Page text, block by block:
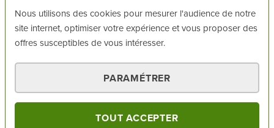
Nous utilisons des cookies pour mesurer l'audience de notre
site internet, optimiser votre expérience et vous proposer des
offres susceptibles de vous intéresser.
PARAMÉTRER
TOUT ACCEPTER
Les propriétés de la propolis pour lutter contre les
microbes et les bactéries sont notamment dues à la
présence de flavonoïdes. Les flavonoïdes sont la plus
grande famille des composés phénoliques dont les
propriétés sont surtout antiseptiques, antibactériennes
et anti-inflammatoires. Le corps humain tire également
responsables du vieillissement.